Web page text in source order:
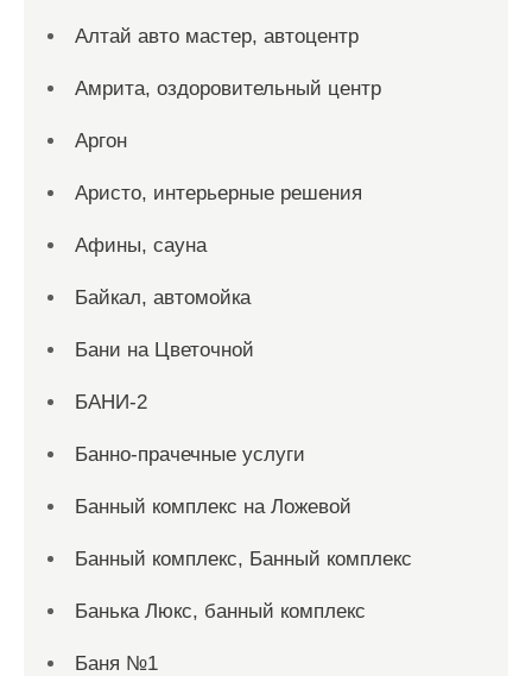
Алтай авто мастер, автоцентр
Амрита, оздоровительный центр
Аргон
Аристо, интерьерные решения
Афины, сауна
Байкал, автомойка
Бани на Цветочной
БАНИ-2
Банно-прачечные услуги
Банный комплекс на Ложевой
Банный комплекс, Банный комплекс
Банька Люкс, банный комплекс
Баня №1